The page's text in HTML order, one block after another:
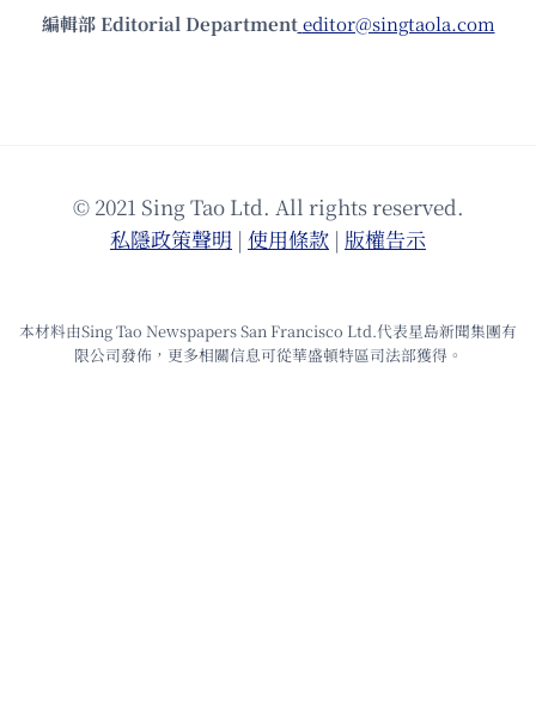
編輯部 Editorial Department editor@singtaola.com
© 2021 Sing Tao Ltd. All rights reserved.
私隱政策聲明 | 使⽤條款 | 版權告⽰
本材料由Sing Tao Newspapers San Francisco Ltd.代表星島新聞集團有
限公司發佈，更多相關信息可從華盛頓特區司法部獲得。